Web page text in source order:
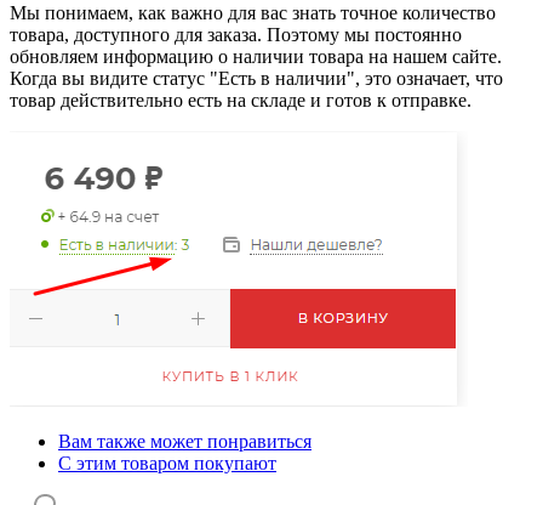
Мы понимаем, как важно для вас знать точное количество
товара, доступного для заказа. Поэтому мы постоянно
обновляем информацию о наличии товара на нашем сайте.
Когда вы видите статус "Есть в наличии", это означает, что
товар действительно есть на складе и готов к отправке.
Вам также может понравиться
С этим товаром покупают